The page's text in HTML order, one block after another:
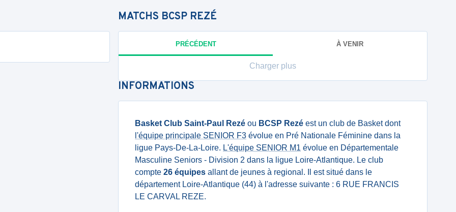
MATCHS BCSP REZÉ
PRÉCÉDENT À VENIR
Charger plus
INFORMATIONS
Basket Club Saint-Paul Rezé ou BCSP Rezé est un club de Basket dont
l'équipe principale SENIOR F3 évolue en Pré Nationale Féminine dans la
ligue Pays-De-La-Loire. L'équipe SENIOR M1 évolue en Départementale
Masculine Seniors - Division 2 dans la ligue Loire-Atlantique. Le club
compte 26 équipes allant de jeunes à regional. Il est situé dans le
département Loire-Atlantique (44) à l'adresse suivante : 6 RUE FRANCIS
LE CARVAL REZE.